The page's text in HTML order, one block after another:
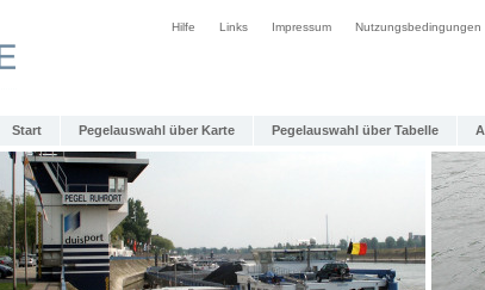
Hilfe Links Impressum Nutzungsbedingungen
Start Pegelauswahl über Karte Pegelauswahl über Tabelle